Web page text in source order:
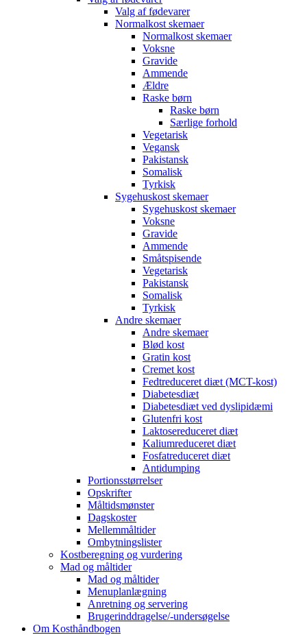
Valg af fødevarer
Normalkost skemaer
Normalkost skemaer
Voksne
Gravide
Ammende
Ældre
Raske børn
Raske børn
Særlige forhold
Vegetarisk
Vegansk
Pakistansk
Somalisk
Tyrkisk
Sygehuskost skemaer
Sygehuskost skemaer
Voksne
Gravide
Ammende
Småtspisende
Vegetarisk
Pakistansk
Somalisk
Tyrkisk
Andre skemaer
Andre skemaer
Blød kost
Gratin kost
Cremet kost
Fedtreduceret diæt (MCT-kost)
Diabetesdiæt
Diabetesdiæt ved dyslipidæmi
Glutenfri kost
Laktosereduceret diæt
Kaliumreduceret diæt
Fosfatreduceret diæt
Antidumping
Portionsstørrelser
Opskrifter
Måltidsmønster
Dagskoster
Mellemmåltider
Ombytningslister
Kostberegning og vurdering
Mad og måltider
Mad og måltider
Menuplanlægning
Anretning og servering
Brugerinddragelse/-undersøgelse
Om Kosthåndbogen